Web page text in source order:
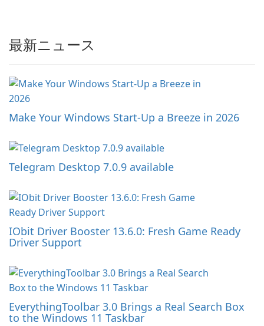
最新ニュース
Make Your Windows Start-Up a Breeze in 2026
Telegram Desktop 7.0.9 available
IObit Driver Booster 13.6.0: Fresh Game Ready
Driver Support
EverythingToolbar 3.0 Brings a Real Search Box
to the Windows 11 Taskbar